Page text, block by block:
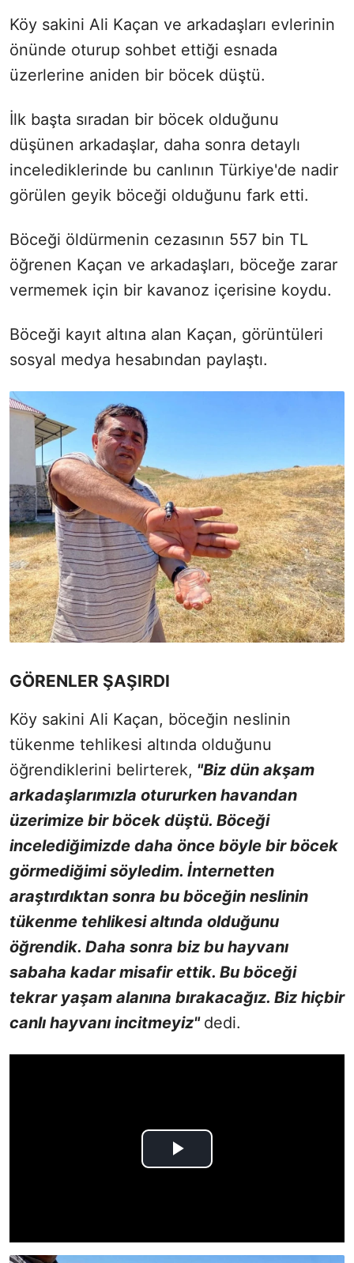
Köy sakini Ali Kaçan ve arkadaşları evlerinin
önünde oturup sohbet ettiği esnada
üzerlerine aniden bir böcek düştü.
İlk başta sıradan bir böcek olduğunu
düşünen arkadaşlar, daha sonra detaylı
incelediklerinde bu canlının Türkiye'de nadir
görülen geyik böceği olduğunu fark etti.
Böceği öldürmenin cezasının 557 bin TL
öğrenen Kaçan ve arkadaşları, böceğe zarar
vermemek için bir kavanoz içerisine koydu.
Böceği kayıt altına alan Kaçan, görüntüleri
sosyal medya hesabından paylaştı.
GÖRENLER ŞAŞIRDI
Köy sakini Ali Kaçan, böceğin neslinin
tükenme tehlikesi altında olduğunu
öğrendiklerini belirterek, "Biz dün akşam
arkadaşlarımızla otururken havandan
üzerimize bir böcek düştü. Böceği
incelediğimizde daha önce böyle bir böcek
görmediğimi söyledim. İnternetten
araştırdıktan sonra bu böceğin neslinin
tükenme tehlikesi altında olduğunu
öğrendik. Daha sonra biz bu hayvanı
sabaha kadar misafir ettik. Bu böceği
tekrar yaşam alanına bırakacağız. Biz hiçbir
canlı hayvanı incitmeyiz" dedi.